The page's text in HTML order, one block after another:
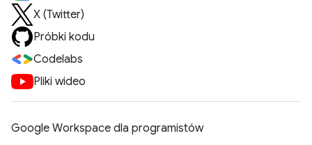
X (Twitter)
Próbki kodu
Codelabs
Pliki wideo
Google Workspace dla programistów